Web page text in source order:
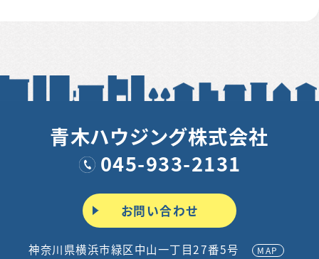
青木ハウジング株式会社
045-933-2131
お問い合わせ
神奈川県横浜市緑区中山一丁目27番5号 MAP